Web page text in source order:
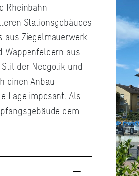
Rheinbahn
Stationsgebäudes
aus Ziegelmauerwerk
Wappenfeldern aus
der Neogotik und
einen Anbau
Lage imposant. Als
dem